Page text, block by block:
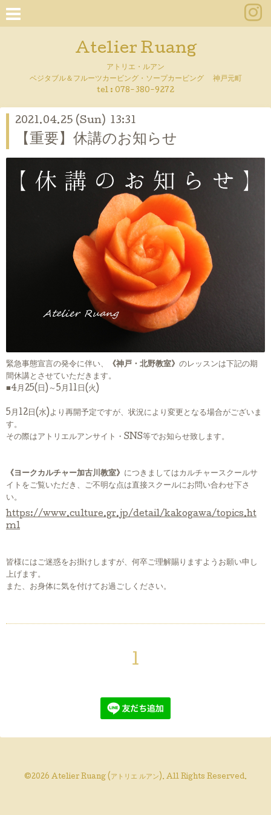
Atelier Ruang
アトリエ・ルアン
ベジタブル＆フルーツカービング・ソープカービング 神戸元町
tel : 078-380-9272
2021.04.25 (Sun) 13:31
【重要】休講のお知らせ
緊急事態宣言の発令に伴い、 《神戸・北野教室》 のレッスンは下記の期
間休講とさせていただきます。
■4月25(日)～5月11日(火)
5月12日(水)より再開予定ですが、状況により変更となる場合がございま
す。
その際はアトリエルアンサイト・SNS等でお知らせ致します。
《ヨークカルチャー加古川教室》 につきましてはカルチャースクールサ
イトをご覧いただき、ご不明な点は直接スクールにお問い合わせ下さ
い。
https://www.culture.gr.jp/detail/kakogawa/topics.ht
ml
皆様にはご迷惑をお掛けしますが、何卒ご理解賜りますようお願い申し
上げます。
また、お身体に気を付けてお過ごしください。
1
©2026 Atelier Ruang (アトリエ ルアン). All Rights Reserved.